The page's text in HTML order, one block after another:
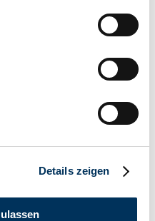
geografische Lage
identifizieren
Ihre persönlichen Daten
Details zeigen